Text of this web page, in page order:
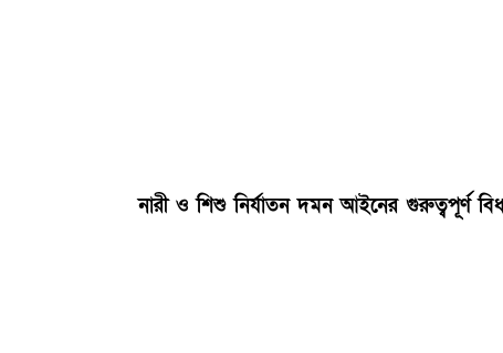
নারী ও শিশু নির্যাতন দমন আইনের গুরুত্বপূর্ণ